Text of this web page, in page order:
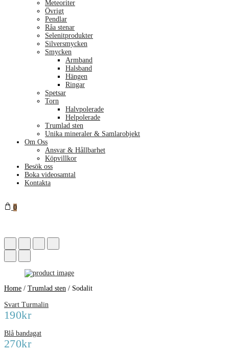
Meteoriter
Övrigt
Pendlar
Råa stenar
Selenitprodukter
Silversmycken
Smycken
Armband
Halsband
Hängen
Ringar
Spetsar
Torn
Halvpolerade
Helpolerade
Trumlad sten
Unika mineraler & Samlarobjekt
Om Oss
Ansvar & Hållbarhet
Köpvillkor
Besök oss
Boka videosamtal
Kontakta
0
Home / Trumlad sten / Sodalit
Svart Turmalin
190kr
Blå bandagat
270kr